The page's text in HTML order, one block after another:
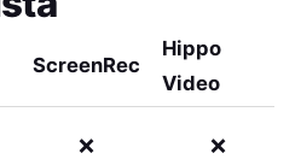
ScreenRec
Hippo
Video
❌ ❌